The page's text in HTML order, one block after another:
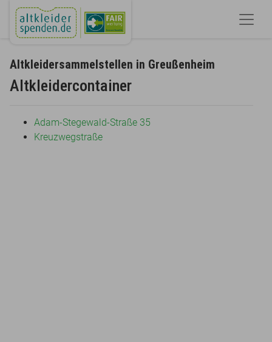
Altkleidersammelstellen in Greußenheim
Altkleidercontainer
Adam-Stegewald-Straße 35
Kreuzwegstraße